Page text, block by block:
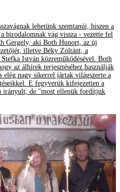
lehetünk szemtanúi, hiszen a
birodalomnak vág vissza - vezette fel
Gergely, aki Both Hunort, az új
illetve Béky Zoltánt, a
István közreműködésével. Both
az álhírek terjesztéséhez használják
elég nagy sikerrel jártak világszerte a
E fegyverük kifejezetten a
irányult, de "most ellenük fordítjuk